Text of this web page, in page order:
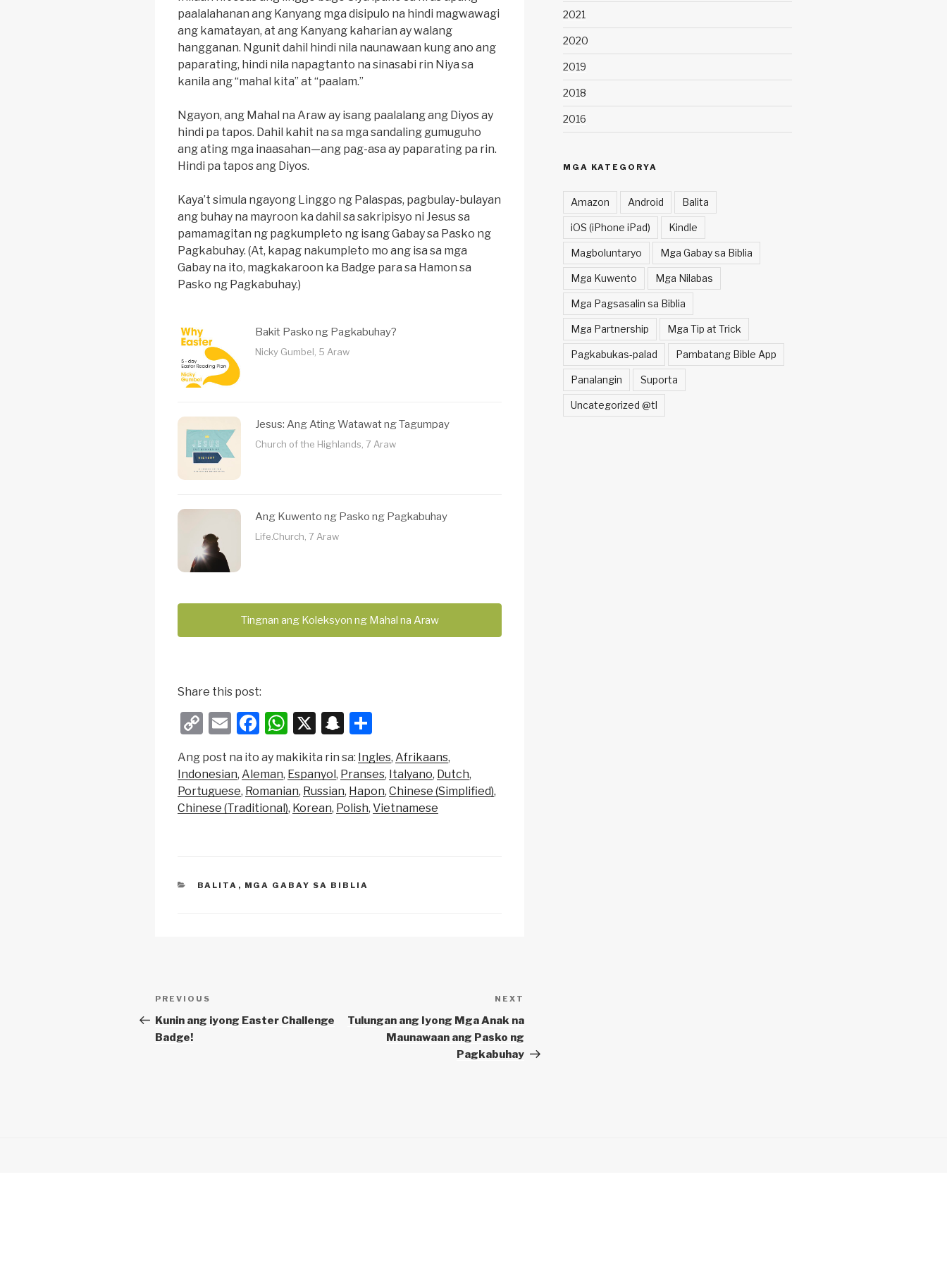
paalalahanan ang Kanyang mga disipulo na hindi magwawagi
ang kamatayan, at ang Kanyang kaharian ay walang
hangganan. Ngunit dahil hindi nila naunawaan kung ano ang
paparating, hindi nila napagtanto na sinasabi rin Niya sa
kanila ang “mahal kita” at “paalam.”
Ngayon, ang Mahal na Araw ay isang paalalang ang Diyos ay
hindi pa tapos. Dahil kahit na sa mga sandaling gumuguho
ang ating mga inaasahan—ang pag-asa ay paparating pa rin.
Hindi pa tapos ang Diyos.
Kaya’t simula ngayong Linggo ng Palaspas, pagbulay-bulayan
ang buhay na mayroon ka dahil sa sakripisyo ni Jesus sa
pamamagitan ng pagkumpleto ng isang Gabay sa Pasko ng
Pagkabuhay. (At, kapag nakumpleto mo ang isa sa mga
Gabay na ito, magkakaroon ka Badge para sa Hamon sa
Pasko ng Pagkabuhay.)
Bakit Pasko ng Pagkabuhay?
Nicky Gumbel, 5 Araw
Jesus: Ang Ating Watawat ng Tagumpay
Church of the Highlands, 7 Araw
Ang Kuwento ng Pasko ng Pagkabuhay
Life.Church, 7 Araw
Tingnan ang Koleksyon ng Mahal na Araw
Share this post:
C
p
y
Li
E
m
ail
F
c
e
b
k
W
h
at
s
A
X
S
a
p
c
h
ar
e
Ang post na ito ay makikita rin sa: Ingles Afrikaans
Indonesian Aleman Espanyol Pranses Italyano Dutch
Portuguese Romanian Russian Hapon Chinese (Simplified)
Chinese (Traditional) Korean Polish Vietnamese
CATEGORIES
BALITA , MGA GABAY SA BIBLIA
Post
navigation
Previous
Post
PREVIOUS
Kunin ang iyong Easter Challenge
Badge!
Post
NEXT
Tulungan ang Iyong Mga Anak na
Maunawaan ang Pasko ng
Pagkabuhay
2021
2020
2019
2018
2016
MGA KATEGORYA
Amazon Android Balita
iOS (iPhone iPad) Kindle
Magboluntaryo Mga Gabay sa Biblia
Mga Kuwento Mga Nilabas
Mga Pagsasalin sa Biblia
Mga Partnership Mga Tip at Trick
Pagkabukas-palad Pambatang Bible App
Panalangin Suporta
Uncategorized @tl